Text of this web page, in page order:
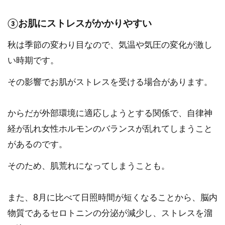
③お肌にストレスがかかりやすい
秋は季節の変わり目なので、気温や気圧の変化が激し
い時期です。
その影響でお肌がストレスを受ける場合があります。
からだが外部環境に適応しようとする関係で、自律神
経が乱れ女性ホルモンのバランスが乱れてしまうこと
があるのです。
そのため、肌荒れになってしまうことも。
また、8月に比べて日照時間が短くなることから、脳内
物質であるセロトニンの分泌が減少し、ストレスを溜